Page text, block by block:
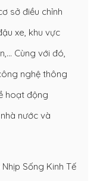
sở điều chỉnh
xe, khu vực
Cùng với đó,
nghệ thông
hoạt động
nước và
Sống Kinh Tế